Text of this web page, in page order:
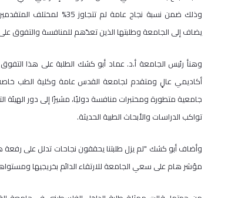
وذلك ضمن نسبة نجاح عامة لم تتجاوز
يضاف إلى الجامعة وطلبتها الذين تعدّهم للمنافسة والتفوق
وهنأ رئيس الجامعة أ.د. عماد أبو كشك الطلبة على هذا
أكاديمي عالٍ ومتقدم لجامعة القدس عامة وكلية الطب
جامعية متطورة ومختبرات منافسة دوليًا، مشيرًا إلى دور الهيئة
تواكب الدراسات والأبحاث الطبية الحديثة.
وأضاف أبو كشك "لم يزل طلبتنا يحققون نجاحات تدلل على رفعة
مؤشر هام على سعي الجامعة للارتقاء الدائم بخريجيها